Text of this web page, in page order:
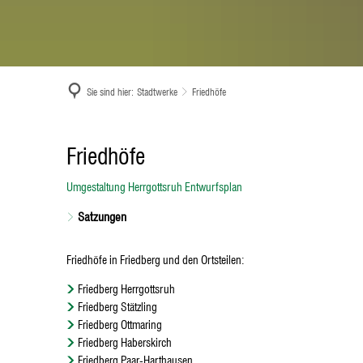
Sie sind hier: Stadtwerke Friedhöfe
FriedhöfeFriedhöfe
Umgestaltung Herrgottsruh Entwurfsplan
Satzungen
Friedhöfe in Friedberg und den Ortsteilen:
Friedberg Herrgottsruh
Friedberg Stätzling
Friedberg Ottmaring
Friedberg Haberskirch